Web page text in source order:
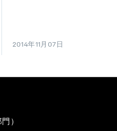
2014年11月07日
）